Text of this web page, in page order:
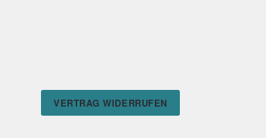
VERTRAG WIDERRUFEN